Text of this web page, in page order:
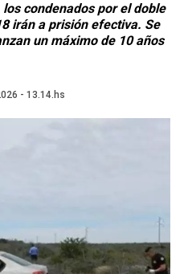
condenados por el doble
irán a prisión efectiva. Se
un máximo de 10 años
- 13.14.hs